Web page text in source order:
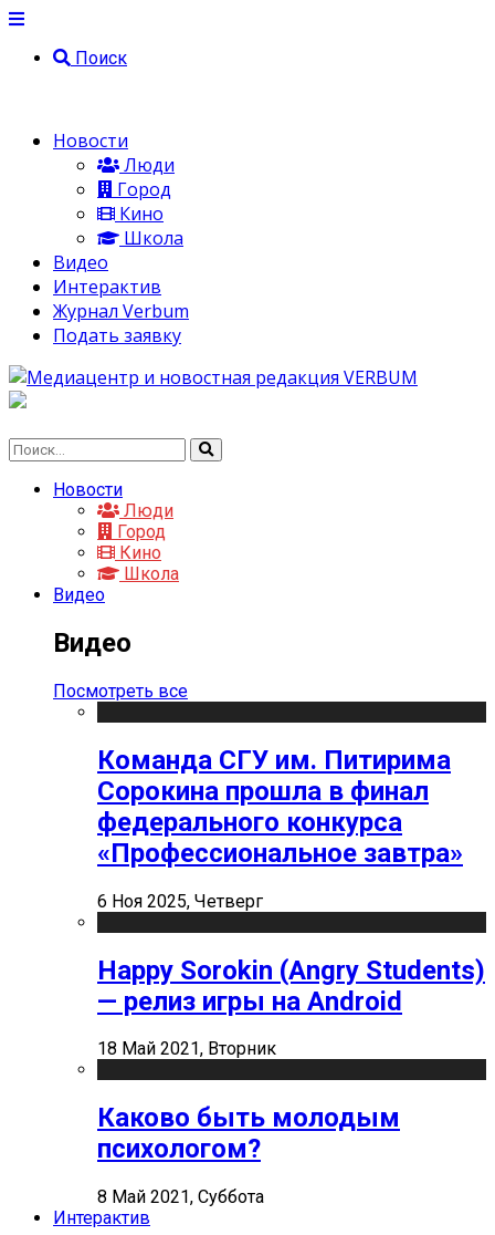
Поиск
Новости
Люди
Город
Кино
Школа
Видео
Интерактив
Журнал Verbum
Подать заявку
Новости
Люди
Город
Кино
Школа
Видео
Видео
Посмотреть все
Команда СГУ им. Питирима
Сорокина прошла в финал
федерального конкурса
«Профессиональное завтра»
6 Ноя 2025, Четверг
Happy Sorokin (Angry Students)
— релиз игры на Android
18 Май 2021, Вторник
Каково быть молодым
психологом?
8 Май 2021, Суббота
Интерактив